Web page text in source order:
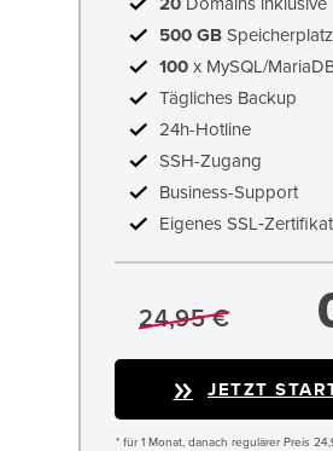
500 GB Speicherplatz
100 x MySQL/
Tägliches Backup
24h-Hotline
SSH-Zugang
Business-Support
Eigenes SSL‑Zertifikat
24,95 €
JETZT
* für 1 Monat, danach regulärer Preis